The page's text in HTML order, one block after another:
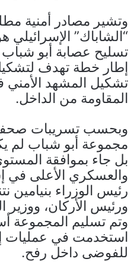
وتشير مصادر أمنية
“الشاباك”
تسليح عصابة أبو
إطار خطة تهدف
تشكيل المشهد
المقاومة من الداخل.
وبحسب تسريبات
مجموعة أبو شباب لم
بل جاء بموافقة
والعسكري الأعلى في
رئيس الوزراء بنيامين
ورئيس الأركان، ووزير
وتم تسليم المجموعة
استخدمت في عمليات
للفوضى داخل رفح.